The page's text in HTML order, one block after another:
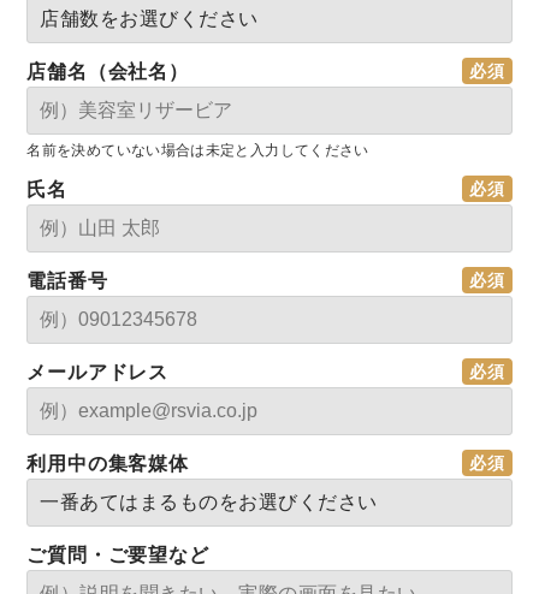
店舗名（会社名）
名前を決めていない場合は未定と入力してください
氏名
電話番号
メールアドレス
利用中の集客媒体
ご質問・ご要望など